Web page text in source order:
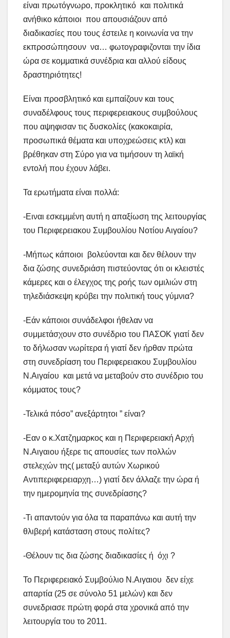
είναι πρωτόγνωρο, προκλητικό και πολιτικά
ανήθικο κάποιοι που απουσιάζουν από
διαδικασίες που τους έστειλε η κοινωνία να την
εκπροσώπησουν να… φωτογραφιζονται την ίδια
ώρα σε κομματικά συνέδρια και αλλού είδους
δραστηριότητες!
Είναι προσβλητικό και εμπαίζουν και τους
συναδέλφους τους περιφερειακους συμβούλους
που αψηφισαν τις δυσκολίες (κακοκαιρία,
προσωπικά θέματα και υποχρεώσεις κτλ) και
βρέθηκαν στη Σύρο για να τιμήσουν τη λαϊκή
εντολή που έχουν λάβει.
Τα ερωτήματα είναι πολλά:
-Ειναι εσκεμμένη αυτή η απαξίωση της λειτουργίας
του Περιφερειακου Συμβουλίου Νοτίου Αιγαίου?
-Μήπως κάποιοι βολεύονται και δεν θέλουν την
δια ζώσης συνεδριάση πιστεύοντας ότι οι κλειστές
κάμερες και ο έλεγχος της ροής των ομιλιών στη
τηλεδιάσκεψη κρύβει την πολιτική τους γύμνια?
-Εάν κάποιοι συνάδελφοι ήθελαν να
συμμετάσχουν στο συνέδριο του ΠΑΣΟΚ γιατί δεν
το δήλωσαν νωρίτερα ή γιατί δεν ήρθαν πρώτα
στη συνεδρίαση του Περιφερειακου Συμβουλίου
Ν.Αιγαίου και μετά να μεταβούν στο συνέδριο του
κόμματος τους?
-Τελικά πόσο” ανεξάρτητοι ” είναι?
-Εαν ο κ.Χατζημαρκος και η Περιφερειακή Αρχή
Ν.Αιγαιου ήξερε τις απουσίες των πολλών
στελεχών της( μεταξύ αυτών Χωρικού
Αντιπεριφερειαρχη…) γιατί δεν άλλαζε την ώρα ή
την ημερομηνία της συνεδρίασης?
-Τι απαντούν για όλα τα παραπάνω και αυτή την
θλιβερή κατάσταση στους πολίτες?
-Θέλουν τις δια ζώσης διαδικασίες ή όχι ?
Το Περιφερειακό Συμβούλιο Ν.Αιγαιου δεν είχε
απαρτία (25 σε σύνολο 51 μελών) και δεν
συνεδριασε πρώτη φορά στα χρονικά από την
λειτουργία του το 2011.